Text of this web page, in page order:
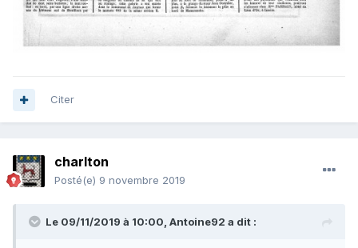
Citer
charlton
Posté(e) 9 novembre 2019
Le 09/11/2019 à 10:00, Antoine92 a dit :